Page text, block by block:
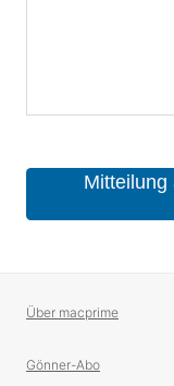
Mitteilung
Über macprime
Gönner-Abo